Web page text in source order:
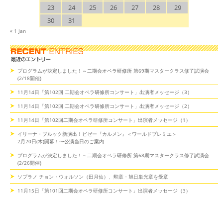
23
24 25 26 27 28
29
30
31
« 1 Jan
プログラムが決定しました！～二期会オペラ研修所 第69期マスタークラス修了試演会
(2/18開催)
11月14日「第102回 二期会オペラ研修所コンサート」出演者メッセージ（3）
11月14日「第102回 二期会オペラ研修所コンサート」出演者メッセージ（2）
11月14日「第102回二期会オペラ研修所コンサート」出演者メッセージ（1）
イリーナ・ブルック新演出！ビゼー『カルメン』＜ワールドプレミエ＞
2月20日(木)開幕！〜公演当日のご案内
プログラムが決定しました！～二期会オペラ研修所 第68期マスタークラス修了試演会
(2/26開催)
ソプラノ チョン・ウォルソン（田月仙）、勲章・旭日単光章を受章
11月15日「第101回二期会オペラ研修所コンサート」出演者メッセージ（3）